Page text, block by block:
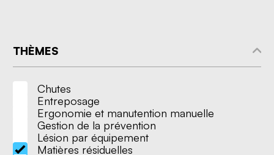
Trouver votre conseiller.ère
RMPPÉ
THÈMES
Chutes
Entreposage
Ergonomie et manutention manuelle
Gestion de la prévention
Lésion par équipement
Matières résiduelles